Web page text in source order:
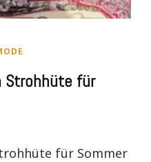
Strohhüte für
für Sommer